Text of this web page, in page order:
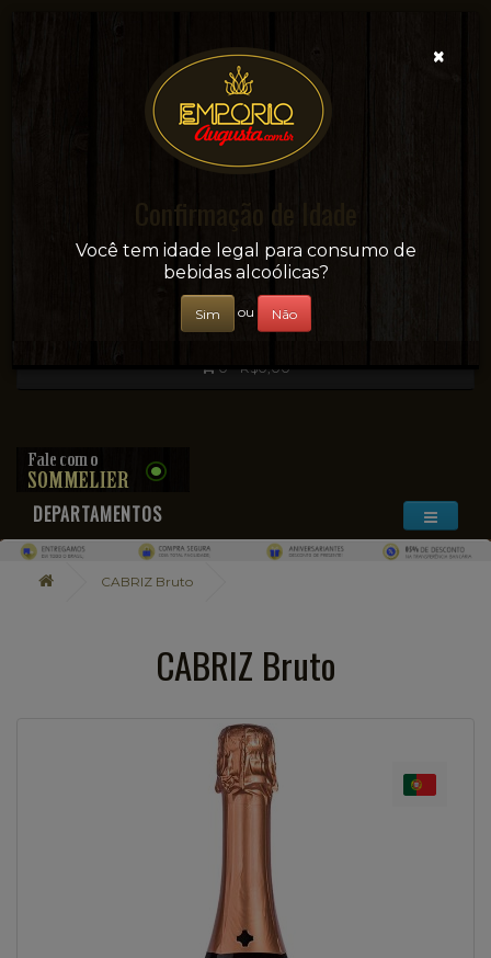
Sua conveniência e adega on-line!
0 - R$0,00
DEPARTAMENTOS
CABRIZ Bruto
CABRIZ Bruto
×
Confirmação de Idade
Você tem idade legal para consumo de
bebidas alcoólicas?
Sim ou Não